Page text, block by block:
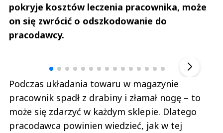
pokryje kosztów leczenia pracownika, może
on się zwrócić o odszkodowanie do
pracodawcy.
Podczas układania towaru w magazynie
pracownik spadł z drabiny i złamał nogę – to
może się zdarzyć w każdym sklepie. Dlatego
pracodawca powinien wiedzieć, jak w tej